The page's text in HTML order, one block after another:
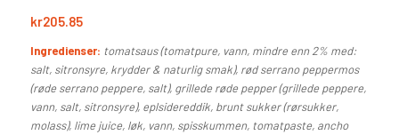
kr205.85
Ingredienser: tomatsaus (tomatpure, vann, mindre enn 2% med:
salt, sitronsyre, krydder & naturlig smak), rød serrano peppermos
(røde serrano peppere, salt), grillede røde pepper (grillede peppere,
vann, salt, sitronsyre), eplsidereddik, brunt sukker (rørsukker,
molass), lime juice, løk, vann, spisskummen, tomatpaste, ancho